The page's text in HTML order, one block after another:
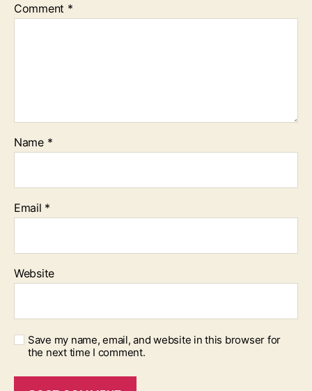
Comment *
Name *
Email *
Website
Save my name, email, and website in this browser for
the next time I comment.